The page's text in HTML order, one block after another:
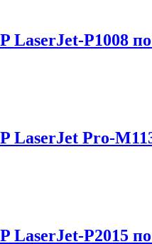
P1008
Pro-
P2015